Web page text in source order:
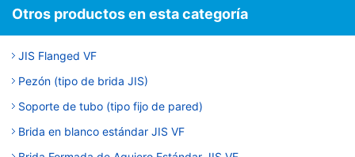
Otros productos en esta categoría
JIS Flanged VF
Pezón (tipo de brida JIS)
Soporte de tubo (tipo fijo de pared)
Brida en blanco estándar JIS VF